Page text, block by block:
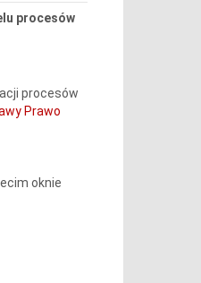
procesów
procesów
Prawo
oknie